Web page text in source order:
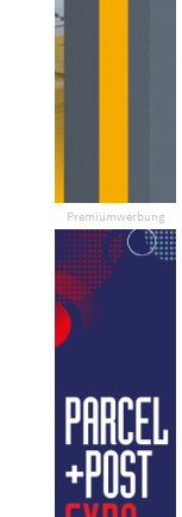
Premiumwerbung